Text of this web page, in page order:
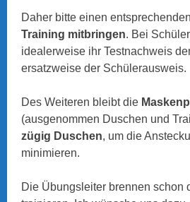
Daher bitte einen entsprechenden
Training mitbringen. Bei
idealerweise ihr Testnachweis
ersatzweise der Schülerausweis.
Des Weiteren bleibt die
(ausgenommen Duschen und
zügig Duschen, um die
minimieren.
Die Übungsleiter brennen schon